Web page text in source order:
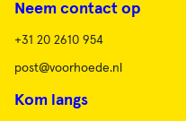
Neem contact op
+31 20 2610 954
post@voorhoede.nl
Kom langs